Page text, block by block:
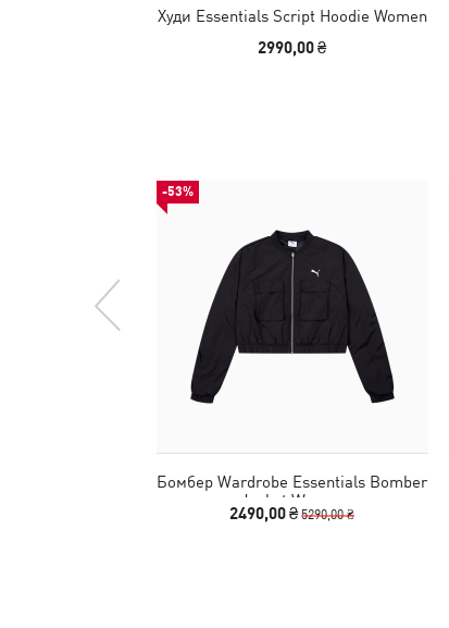
Худи Essentials Script Hoodie Women
2990,00 ₴
-53%
Бомбер Wardrobe Essentials Bomber
Jacket Women
2490,00 ₴5290,00 ₴